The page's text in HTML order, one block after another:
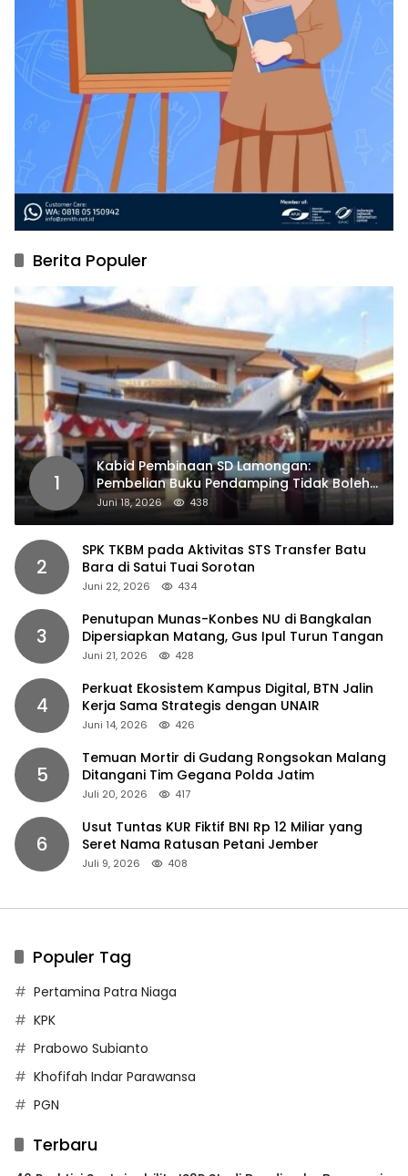
Berita Populer
1
Kabid Pembinaan SD Lamongan:
Pembelian Buku Pendamping Tidak Boleh
Dipaksakan
Juni 18, 2026 438
2
SPK TKBM pada Aktivitas STS Transfer Batu
Bara di Satui Tuai Sorotan
Juni 22, 2026 434
3
Penutupan Munas-Konbes NU di Bangkalan
Dipersiapkan Matang, Gus Ipul Turun Tangan
Juni 21, 2026 428
4
Perkuat Ekosistem Kampus Digital, BTN Jalin
Kerja Sama Strategis dengan UNAIR
Juni 14, 2026 426
5
Temuan Mortir di Gudang Rongsokan Malang
Ditangani Tim Gegana Polda Jatim
Juli 20, 2026 417
6
Usut Tuntas KUR Fiktif BNI Rp 12 Miliar yang
Seret Nama Ratusan Petani Jember
Juli 9, 2026 408
Populer Tag
Pertamina Patra Niaga
KPK
Prabowo Subianto
Khofifah Indar Parawansa
PGN
Terbaru